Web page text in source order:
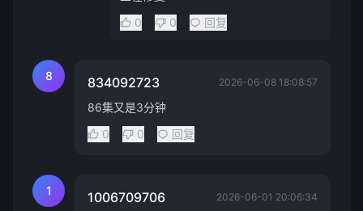
0
0 回复
8 834092723 2026-06-08 18:08:57
86集又是3分钟
0
0 回复
1 1006709706 2026-06-01 20:06:34